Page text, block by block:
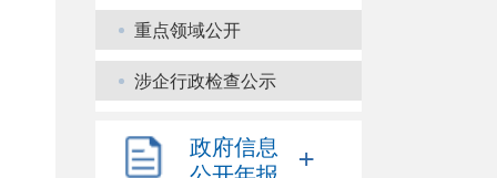
重点领域公开
涉企行政检查公示
政府信息
+